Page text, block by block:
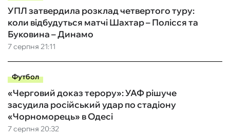
7 серпня 21:11
УПЛ затвердила розклад четвертого туру:
коли відбудуться матчі Шахтар – Полісся та
Буковина – Динамо
Футбол
7 серпня 20:32
«Черговий доказ терору»: УАФ рішуче
засудила російський удар по стадіону
«Чорноморець» в Одесі